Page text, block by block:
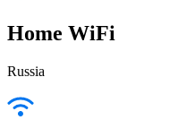
Home WiFi
Russia